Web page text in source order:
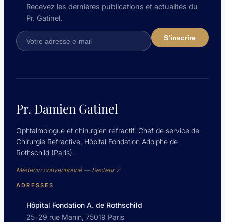
lenses.
Recevez les dernières publications et actualités du
Pr. Gatinel.
Pr. Damien Gatinel
Ophtalmologue et chirurgien réfractif. Chef de service de
Chirurgie Réfractive, Hôpital Fondation Adolphe de
Rothschild (Paris).
Médecin conventionné — Secteur 2
ADRESSES
Hôpital Fondation A. de Rothschild
25–29 rue Manin, 75019 Paris